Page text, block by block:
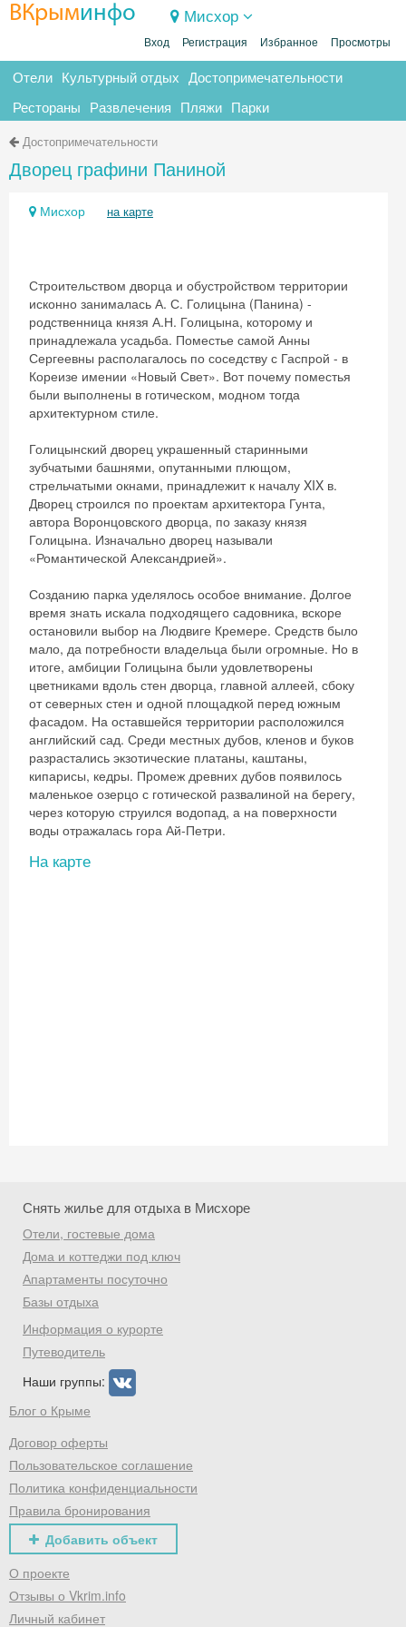
ВКрыминфо Мисхор
Вход Регистрация Избранное Просмотры
Отели Культурный отдых Достопримечательности
Рестораны Развлечения Пляжи Парки
Достопримечательности
Дворец графини Паниной
Мисхор на карте
Строительством дворца и обустройством территории
исконно занималась А. С. Голицына (Панина) -
родственница князя А.Н. Голицына, которому и
принадлежала усадьба. Поместье самой Анны
Сергеевны располагалось по соседству с Гаспрой - в
Кореизе имении «Новый Свет». Вот почему поместья
были выполнены в готическом, модном тогда
архитектурном стиле.
Голицынский дворец украшенный старинными
зубчатыми башнями, опутанными плющом,
стрельчатыми окнами, принадлежит к началу XIX в.
Дворец строился по проектам архитектора Гунта,
автора Воронцовского дворца, по заказу князя
Голицына. Изначально дворец называли
«Романтической Александрией».
Созданию парка уделялось особое внимание. Долгое
время знать искала подходящего садовника, вскоре
остановили выбор на Людвиге Кремере. Средств было
мало, да потребности владельца были огромные. Но в
итоге, амбиции Голицына были удовлетворены
цветниками вдоль стен дворца, главной аллеей, сбоку
от северных стен и одной площадкой перед южным
фасадом. На оставшейся территории расположился
английский сад. Среди местных дубов, кленов и буков
разрастались экзотические платаны, каштаны,
кипарисы, кедры. Промеж древних дубов появилось
маленькое озерцо с готической развалиной на берегу,
через которую струился водопад, а на поверхности
воды отражалась гора Ай-Петри.
На карте
Снять жилье для отдыха в Мисхоре
Отели, гостевые дома
Дома и коттеджи под ключ
Апартаменты посуточно
Базы отдыха
Информация о курорте
Путеводитель
Наши группы:
Блог о Крыме
Договор оферты
Пользовательское соглашение
Политика конфиденциальности
Правила бронирования
Добавить объект
О проекте
Отзывы о Vkrim.info
Личный кабинет